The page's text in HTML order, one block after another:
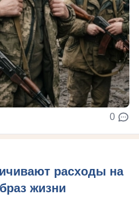
0
расходы на
жизни